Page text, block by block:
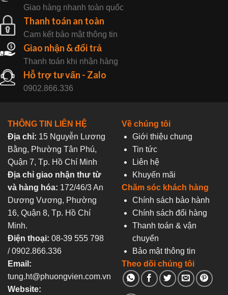
Giao hàng nhanh toàn quốc
Thanh toán an toàn
Cam kết bảo mật thông tin
Giao nhận & đổi trả
Thanh toán khi nhận hàng
Hỗ trợ tư vấn - Zalo
0902.866.336
THÔNG TIN LIÊN HỆ
Địa chỉ: 15 Nguyễn Lương
Bằng, Phường Tân Phú,
Quận 7, Tp. Hồ Chí Minh
Địa chỉ giao nhận thư từ
và hàng hóa: 172/46/3 An
Dương Vương, Phường
16, Quận 8, Tp. Hồ Chí
Minh.
Điện thoại: 08-39 555 798
/ 0902.866.336
Email:
tung.ht@phuongvien.com.vn
Website:
Về chúng tôi
Giới thiệu chung
Tin tức
Liên hệ
Khuyến mãi
Chăm sóc khách hàng
Chính sách bảo hành
Chính sách đổi hàng
Thanh toán & vận
chuyển
Bảo mật thông tin
Theo dõi chúng tôi